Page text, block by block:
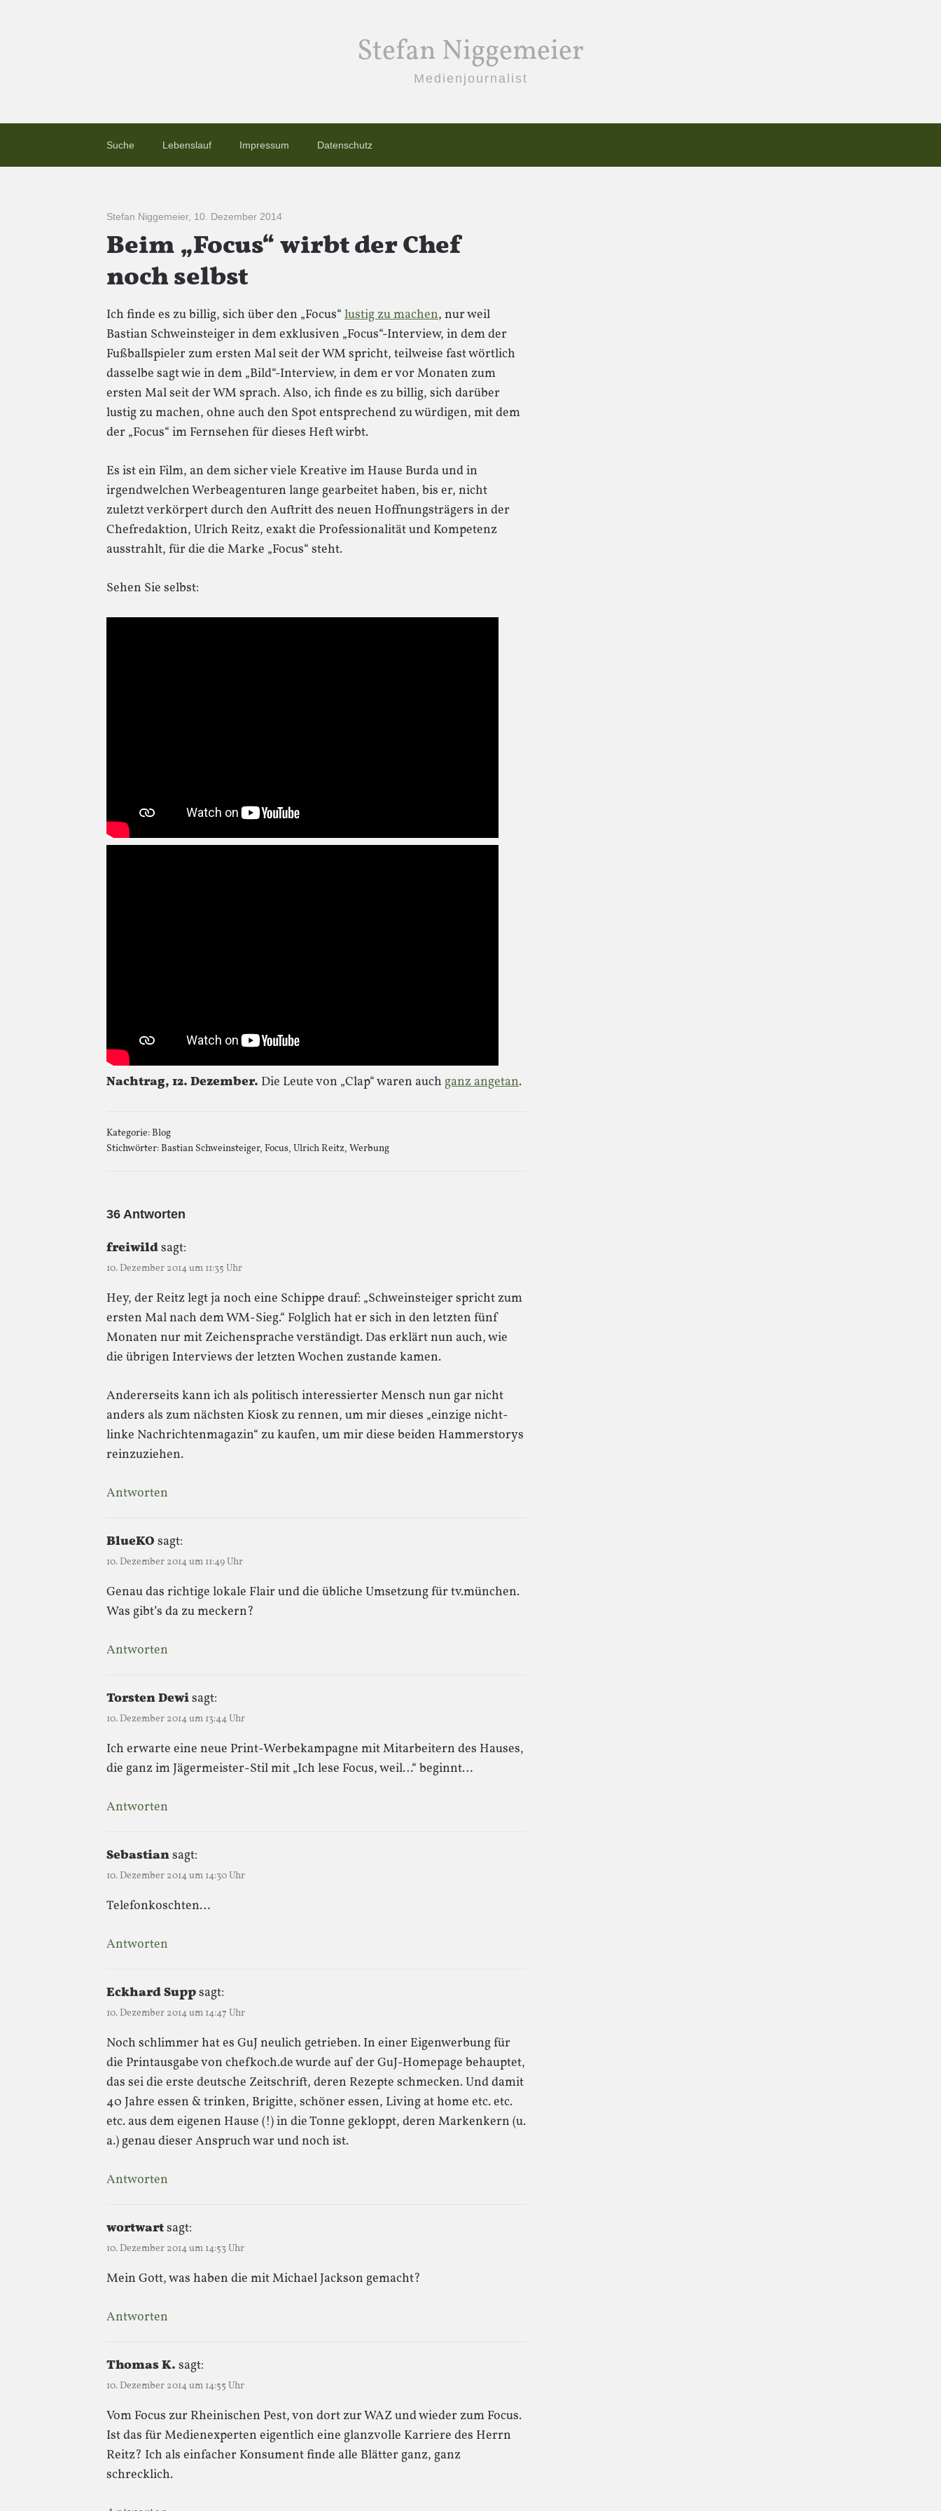
Stefan Niggemeier
Medienjournalist
Suche Lebenslauf Impressum Datenschutz
Stefan Niggemeier, 10. Dezember 2014
Beim „Focus“ wirbt der Chef
noch selbst
Ich finde es zu billig, sich über den „Focus“ lustig zu machen, nur weil
Bastian Schweinsteiger in dem exklusiven „Focus“-Interview, in dem der
Fußballspieler zum ersten Mal seit der WM spricht, teilweise fast wörtlich
dasselbe sagt wie in dem „Bild“-Interview, in dem er vor Monaten zum
ersten Mal seit der WM sprach. Also, ich finde es zu billig, sich darüber
lustig zu machen, ohne auch den Spot entsprechend zu würdigen, mit dem
der „Focus“ im Fernsehen für dieses Heft wirbt.
Es ist ein Film, an dem sicher viele Kreative im Hause Burda und in
irgendwelchen Werbeagenturen lange gearbeitet haben, bis er, nicht
zuletzt verkörpert durch den Auftritt des neuen Hoffnungsträgers in der
Chefredaktion, Ulrich Reitz, exakt die Professionalität und Kompetenz
ausstrahlt, für die die Marke „Focus“ steht.
Sehen Sie selbst:
Nachtrag, 12. Dezember. Die Leute von „Clap“ waren auch ganz angetan.
Kategorie:Blog
Stichwörter:Bastian Schweinsteiger, Focus, Ulrich Reitz, Werbung
36 Antworten
freiwildsagt:
10. Dezember 2014 um 11:35 Uhr
Hey, der Reitz legt ja noch eine Schippe drauf: „Schweinsteiger spricht zum
ersten Mal nach dem WM-Sieg.“ Folglich hat er sich in den letzten fünf
Monaten nur mit Zeichensprache verständigt. Das erklärt nun auch, wie
die übrigen Interviews der letzten Wochen zustande kamen.
Andererseits kann ich als politisch interessierter Mensch nun gar nicht
anders als zum nächsten Kiosk zu rennen, um mir dieses „einzige nicht-
linke Nachrichtenmagazin“ zu kaufen, um mir diese beiden Hammerstorys
reinzuziehen.
Antworten
BlueKO sagt:
10. Dezember 2014 um 11:49 Uhr
Genau das richtige lokale Flair und die übliche Umsetzung für tv.münchen.
Was gibt’s da zu meckern?
Antworten
Torsten Dewisagt:
10. Dezember 2014 um 13:44 Uhr
Ich erwarte eine neue Print-Werbekampagne mit Mitarbeitern des Hauses,
die ganz im Jägermeister-Stil mit „Ich lese Focus, weil…“ beginnt…
Antworten
Sebastiansagt:
10. Dezember 2014 um 14:30 Uhr
Telefonkoschten…
Antworten
Eckhard Suppsagt:
10. Dezember 2014 um 14:47 Uhr
Noch schlimmer hat es GuJ neulich getrieben. In einer Eigenwerbung für
die Printausgabe von chefkoch.de wurde auf der GuJ-Homepage behauptet,
das sei die erste deutsche Zeitschrift, deren Rezepte schmecken. Und damit
40 Jahre essen & trinken, Brigitte, schöner essen, Living at home etc. etc.
etc. aus dem eigenen Hause (!) in die Tonne gekloppt, deren Markenkern (u.
a.) genau dieser Anspruch war und noch ist.
Antworten
wortwartsagt:
10. Dezember 2014 um 14:53 Uhr
Mein Gott, was haben die mit Michael Jackson gemacht?
Antworten
Thomas K. sagt:
10. Dezember 2014 um 14:55 Uhr
Vom Focus zur Rheinischen Pest, von dort zur WAZ und wieder zum Focus.
Ist das für Medienexperten eigentlich eine glanzvolle Karriere des Herrn
Reitz? Ich als einfacher Konsument finde alle Blätter ganz, ganz
schrecklich.